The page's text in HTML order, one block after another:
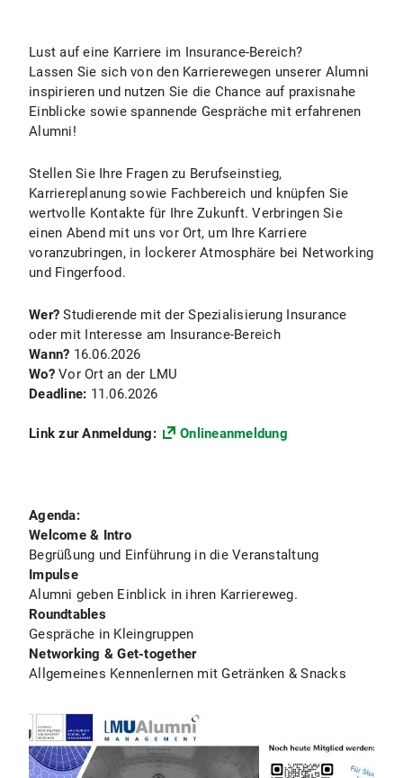
Lust auf eine Karriere im Insurance-Bereich?
Lassen Sie sich von den Karrierewegen unserer Alumni
inspirieren und nutzen Sie die Chance auf praxisnahe
Einblicke sowie spannende Gespräche mit erfahrenen
Alumni!
Stellen Sie Ihre Fragen zu Berufseinstieg,
Karriereplanung sowie Fachbereich und knüpfen Sie
wertvolle Kontakte für Ihre Zukunft. Verbringen Sie
einen Abend mit uns vor Ort, um Ihre Karriere
voranzubringen, in lockerer Atmosphäre bei Networking
und Fingerfood.
Wer? Studierende mit der Spezialisierung Insurance
oder mit Interesse am Insurance-Bereich
Wann? 16.06.2026
Wo?Vor Ort an der LMU
Deadline: 11.06.2026
Link zur Anmeldung: Onlineanmeldung
Agenda:
Welcome & Intro
Begrüßung und Einführung in die Veranstaltung
Impulse
Alumni geben Einblick in ihren Karriereweg.
Roundtables
Gespräche in Kleingruppen
Networking & Get-together
Allgemeines Kennenlernen mit Getränken & Snacks